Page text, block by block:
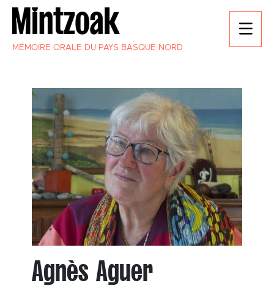
MÉMOIRE ORALE DU PAYS BASQUE NORD
Agnès Aguer